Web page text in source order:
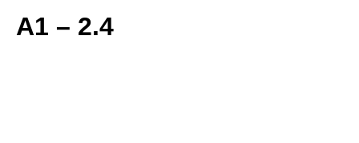
A1 – 2.4